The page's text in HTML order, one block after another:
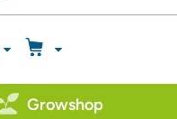
Growshop